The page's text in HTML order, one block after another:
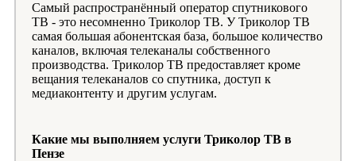
Самый распространённый оператор спутникового
ТВ - это несомненно Триколор ТВ. У Триколор ТВ
самая большая абонентская база, большое количество
каналов, включая телеканалы собственного
производства. Триколор ТВ предоставляет кроме
вещания телеканалов со спутника, доступ к
медиаконтенту и другим услугам.
Какие мы выполняем услуги Триколор ТВ в
Пензе